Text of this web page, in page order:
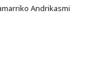
Andrikasmi